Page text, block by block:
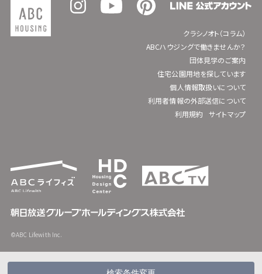
クラシノオト（コラム）
ABCハウジングで働きませんか？
団体見学のご案内
住宅公園用地を探しています
個人情報取扱いについて
利用者情報の外部送信について
利用規約
サイトマップ
©ABC Lifewith Inc.